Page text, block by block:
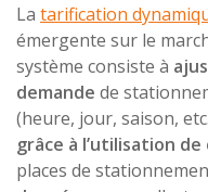
La tarification
émergente sur le
système consiste à
demande de
(heure, jour, saison,
grâce à l’utilisation
places de